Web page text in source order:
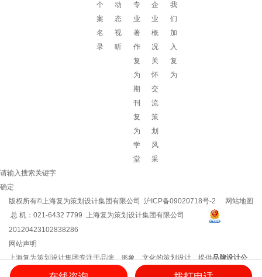
个
案
名
录
动
态
视
听
专
业
著
作
复
为
期
刊
复
为
学
堂
企
业
概
况
关
怀
交
流
策
划
风
采
我
们
加
入
复
为
请输入搜索关键字
确定
网站地图
版权所有©上海复为策划设计集团有限公司 沪ICP备09020718号-2
总 机：021-6432 7799 上海复为策划设计集团有限公司
20120423102838286
网站声明
上海复为策划设计集团专注于品牌、形象、文化的策划设计，提供品牌设计公
司
企业文化建设 /企业vi设计 企业文化建设方案 品牌策划方案/企业logo设计